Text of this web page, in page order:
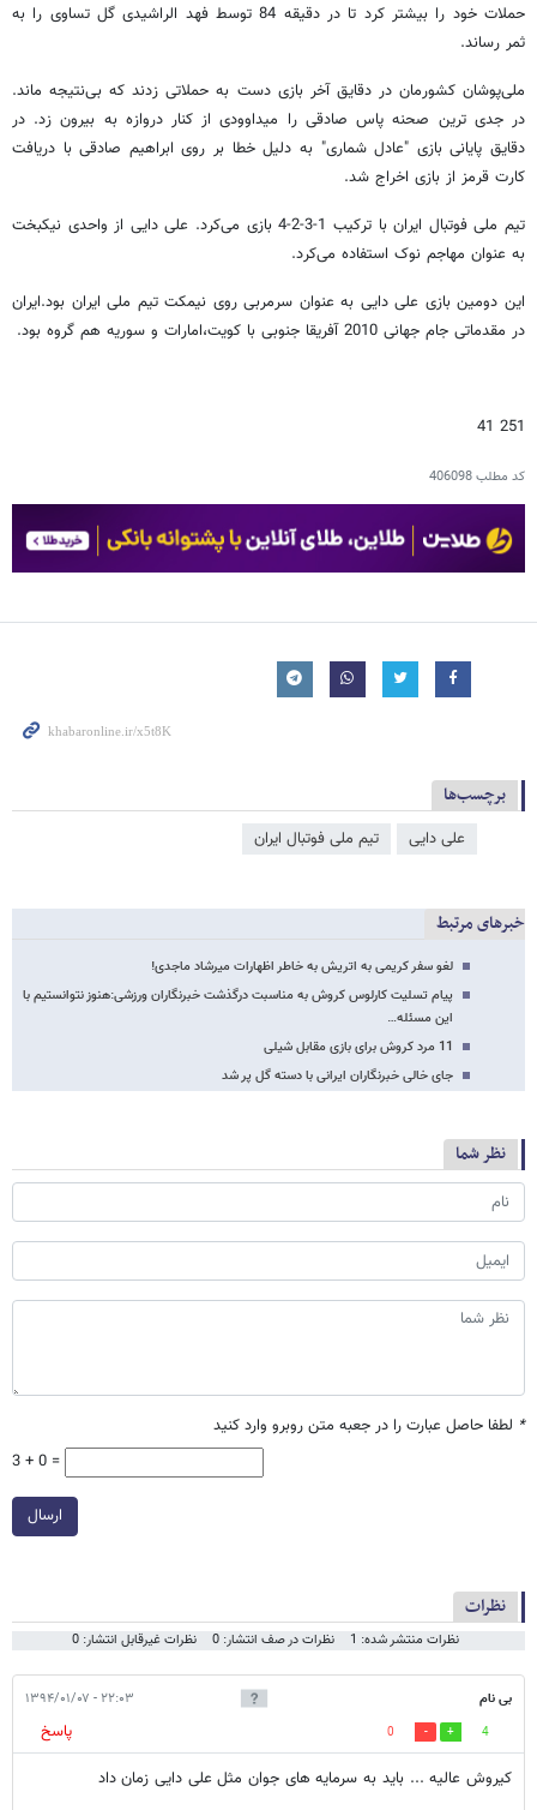
حملات خود را بیشتر کرد تا در دقیقه 84 توسط فهد الراشیدی گل تساوی را به
ثمر رساند.
ملی‌پوشان کشورمان در دقایق آخر بازی دست به حملاتی زدند که بی‌نتیجه ماند.
در جدی ترین صحنه پاس صادقی را میداوودی از کنار دروازه به بیرون زد. در
دقایق پایانی بازی "عادل شماری" به دلیل خطا بر روی ابراهیم صادقی با دریافت
کارت قرمز از بازی اخراج شد.
تیم ملی فوتبال ایران با ترکیب 1-3-2-4 بازی می‌کرد.‌ علی دایی از واحدی نیکبخت
به عنوان مهاجم نوک استفاده می‌کرد.
این دومین بازی علی دایی به عنوان سرمربی روی نیمکت تیم ملی ایران بود.ایران
در مقدماتی جام جهانی 2010 آفریقا جنوبی با کویت،امارات و سوریه هم گروه بود.
251 41
کد مطلب406098
برچسب‌ها
علی دایی تیم ملی فوتبال ایران
خبرهای مرتبط
لغو سفر کریمی به اتریش به خاطر اظهارات میرشاد ماجدی!
پیام تسلیت کارلوس کروش به مناسبت درگذشت خبرنگاران ورزشی:هنوز نتوانستیم با
این مسئله…
11 مرد کروش برای بازی مقابل شیلی
جای خالی خبرنگاران ایرانی با دسته گل پر شد
نظر شما
* لطفا حاصل عبارت را در جعبه متن روبرو وارد کنید
3 + 0 =
ارسال
نظرات
نظرات منتشر شده: 1 نظرات در صف انتشار: 0 نظرات غیرقابل انتشار: 0
بی نام ۲۲:۰۳ - ۱۳۹۴/۰۱/۰۷
4
0
پاسخ
کیروش عالیه ... باید به سرمایه های جوان مثل علی دایی زمان داد